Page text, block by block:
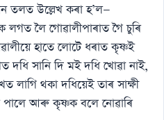
তলত উল্লেখ কৰা হ’ল—
লৈ গােৱালীপাৰাত গৈ চুৰি
হাতে লােটে ধৰাত কৃষ্ণই
দধি সানি দি মই দধি খােৱা নাই,
লাগি থকা দধিয়েই তাৰ সাক্ষী
পালে আৰু কৃষ্ণক বলে নােৱাৰি